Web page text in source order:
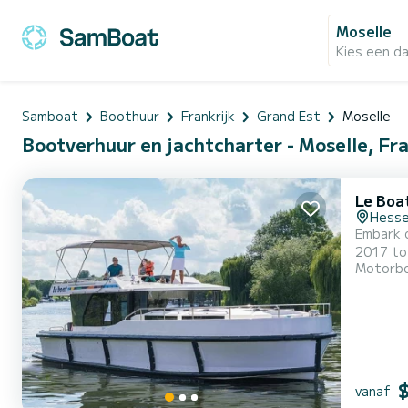
Moselle
Kies een
Samboat Boothuur Frankrijk Grand Est Moselle
Bootverhuur en jachtcharter - Moselle,
Le
Hesse
2017 to ensure
With
vanaf